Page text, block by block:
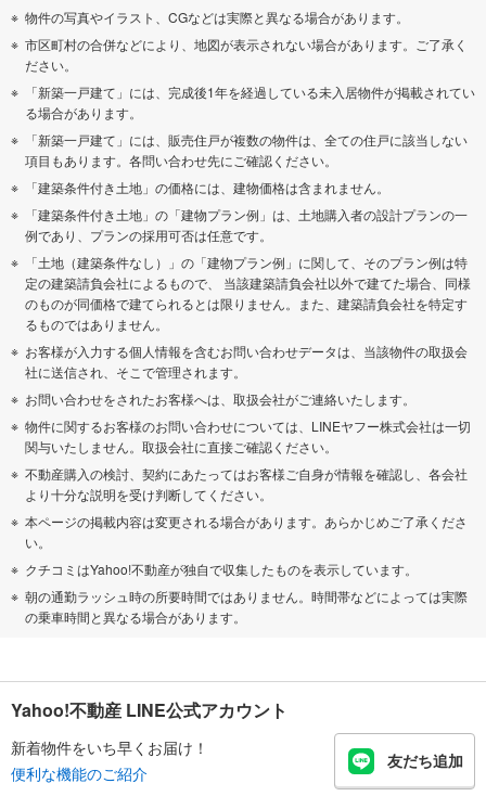
物件の写真やイラスト、CGなどは実際と異なる場合があります。
市区町村の合併などにより、地図が表示されない場合があります。ご了承く
ださい。
「新築一戸建て」には、完成後1年を経過している未入居物件が掲載されてい
る場合があります。
「新築一戸建て」には、販売住戸が複数の物件は、全ての住戸に該当しない
項目もあります。各問い合わせ先にご確認ください。
「建築条件付き土地」の価格には、建物価格は含まれません。
「建築条件付き土地」の「建物プラン例」は、土地購入者の設計プランの一
例であり、プランの採用可否は任意です。
「土地（建築条件なし）」の「建物プラン例」に関して、そのプラン例は特
定の建築請負会社によるもので、 当該建築請負会社以外で建てた場合、同様
のものが同価格で建てられるとは限りません。また、建築請負会社を特定す
るものではありません。
お客様が入力する個人情報を含むお問い合わせデータは、当該物件の取扱会
社に送信され、そこで管理されます。
お問い合わせをされたお客様へは、取扱会社がご連絡いたします。
物件に関するお客様のお問い合わせについては、LINEヤフー株式会社は一切
関与いたしません。取扱会社に直接ご確認ください。
不動産購入の検討、契約にあたってはお客様ご自身が情報を確認し、各会社
より十分な説明を受け判断してください。
本ページの掲載内容は変更される場合があります。あらかじめご了承くださ
い。
クチコミはYahoo!不動産が独自で収集したものを表示しています。
朝の通勤ラッシュ時の所要時間ではありません。時間帯などによっては実際
の乗車時間と異なる場合があります。
Yahoo!不動産 LINE公式アカウント
新着物件をいち早くお届け！
便利な機能のご紹介
友だち追加